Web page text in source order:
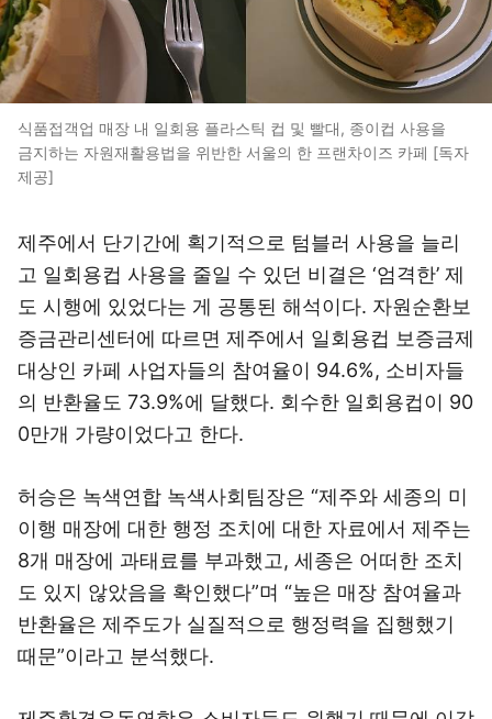
식품접객업 매장 내 일회용 플라스틱 컵 및 빨대, 종이컵 사용을
금지하는 자원재활용법을 위반한 서울의 한 프랜차이즈 카페 [독자
제공]
제주에서 단기간에 획기적으로 텀블러 사용을 늘리
고 일회용컵 사용을 줄일 수 있던 비결은 ‘엄격한’ 제
도 시행에 있었다는 게 공통된 해석이다. 자원순환보
증금관리센터에 따르면 제주에서 일회용컵 보증금제
대상인 카페 사업자들의 참여율이 94.6%, 소비자들
의 반환율도 73.9%에 달했다. 회수한 일회용컵이 90
0만개 가량이었다고 한다.
허승은 녹색연합 녹색사회팀장은 “제주와 세종의 미
이행 매장에 대한 행정 조치에 대한 자료에서 제주는
8개 매장에 과태료를 부과했고, 세종은 어떠한 조치
도 있지 않았음을 확인했다”며 “높은 매장 참여율과
반환율은 제주도가 실질적으로 행정력을 집행했기
때문”이라고 분석했다.